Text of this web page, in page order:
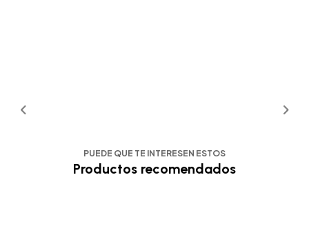
PUEDE QUE TE INTERESEN ESTOS
Productos recomendados